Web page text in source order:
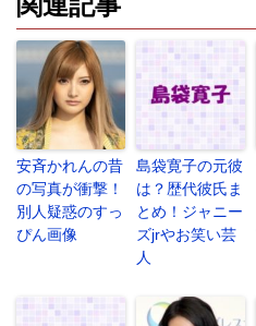
安斉かれんの昔
の写真が衝撃！
別人疑惑のすっ
ぴん画像
島袋寛子の元彼
は？歴代彼氏ま
とめ！ジャニー
ズjrやお笑い芸
人